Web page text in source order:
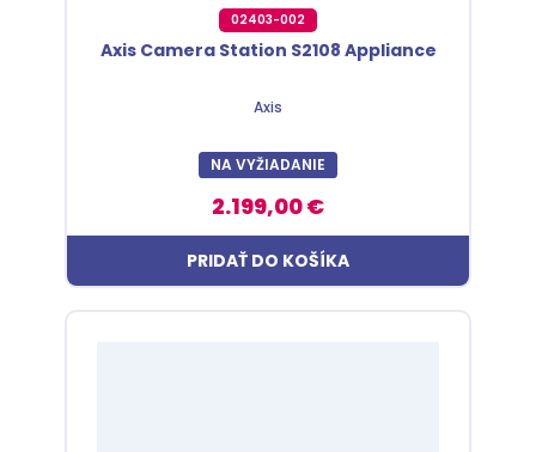
02403-002
Axis Camera Station S2108 Appliance
Axis
NA VYŽIADANIE
2.199,00 €
PRIDAŤ DO KOŠÍKA